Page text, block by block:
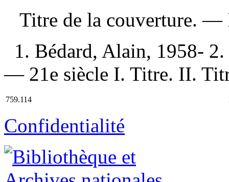
Titre de la couverture. —
1. Bédard, Alain, 1958-
— 21e siècle I. Titre. II.
759.114
Confidentialité